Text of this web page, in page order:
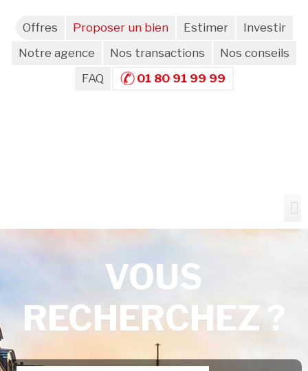
Offres Proposer un bien Estimer
Investir
Notre agence
Nos transactions
Nos conseils
FAQ
01 80 91 99 99
VOUS
RECHERCHEZ ?